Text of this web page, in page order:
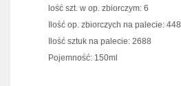
lość szt. w op. zbiorczym: 6
Ilość op. zbiorczych na palecie: 448
Ilość sztuk na palecie: 2688
Pojemność: 150ml